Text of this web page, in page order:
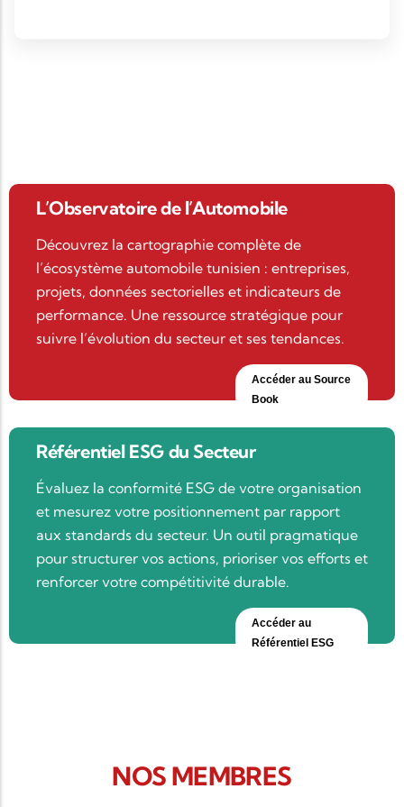
L’Observatoire de l’Automobile
Découvrez la cartographie complète de
l’écosystème automobile tunisien : entreprises,
projets, données sectorielles et indicateurs de
performance. Une ressource stratégique pour
suivre l’évolution du secteur et ses tendances.
Accéder au Source
Book
Référentiel ESG du Secteur
Évaluez la conformité ESG de votre organisation
et mesurez votre positionnement par rapport
aux standards du secteur. Un outil pragmatique
pour structurer vos actions, prioriser vos efforts et
renforcer votre compétitivité durable.
Accéder au
Référentiel ESG
NOS MEMBRES